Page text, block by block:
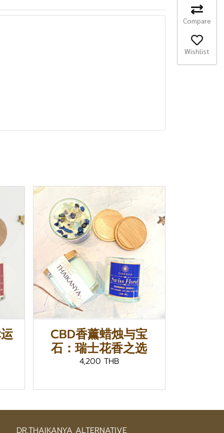
CBD香薰蜡烛与宝
石：瑞士花香之选
4,200 THB
DR.THAIKANYA ALTERNATIVE
Compare
Wishlist